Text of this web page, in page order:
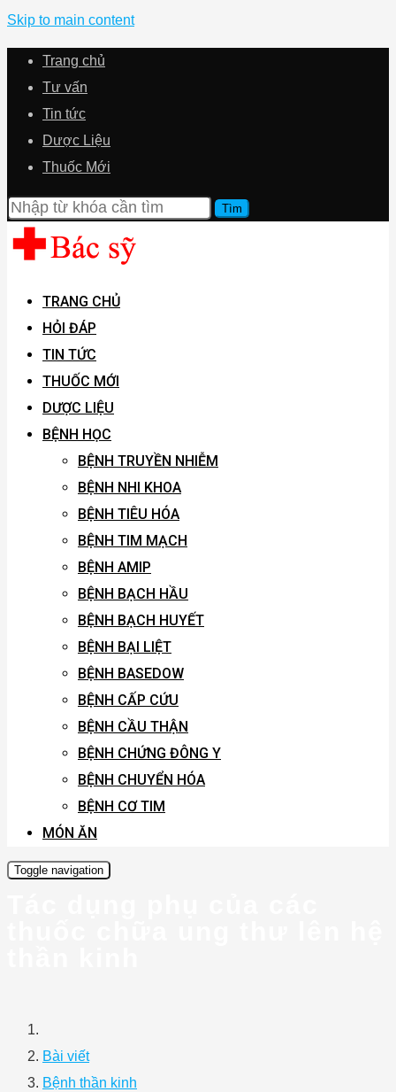
Skip to main content
Trang chủ
Tư vấn
Tin tức
Dược Liệu
Thuốc Mới
TRANG CHỦ
HỎI ĐÁP
TIN TỨC
THUỐC MỚI
DƯỢC LIỆU
BỆNH HỌC
BỆNH TRUYỀN NHIỄM
BỆNH NHI KHOA
BỆNH TIÊU HÓA
BỆNH TIM MẠCH
BỆNH AMIP
BỆNH BẠCH HẦU
BỆNH BẠCH HUYẾT
BỆNH BẠI LIỆT
BỆNH BASEDOW
BỆNH CẤP CỨU
BỆNH CẦU THẬN
BỆNH CHỨNG ĐÔNG Y
BỆNH CHUYỂN HÓA
BỆNH CƠ TIM
MÓN ĂN
Toggle navigation
Bài viết
Bệnh thần kinh